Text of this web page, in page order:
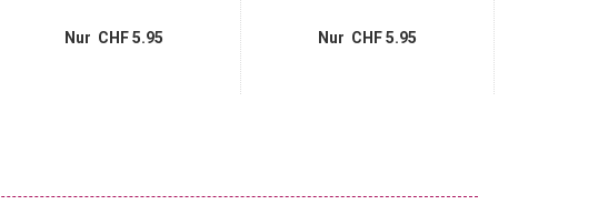
Nur CHF 5.95 Nur CHF 5.95